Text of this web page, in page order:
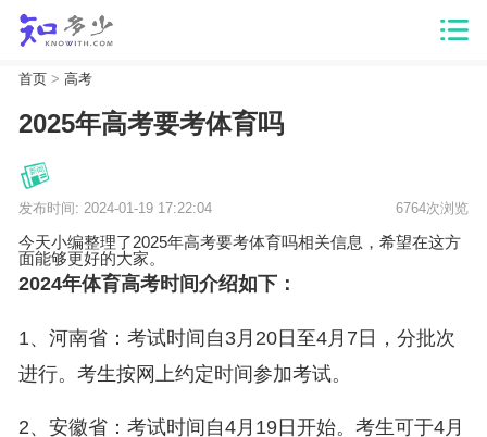
首页> 高考
2025年高考要考体育吗
发布时间: 2024-01-19 17:22:04 6764次浏览
今天小编整理了2025年高考要考体育吗相关信息，希望在这方
面能够更好的大家。
2024年体育高考时间介绍如下：
1、河南省：考试时间自3月20日至4月7日，分批次
进行。考生按网上约定时间参加考试。
2、安徽省：考试时间自4月19日开始。考生可于4月